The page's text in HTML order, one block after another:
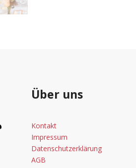
Über uns
Kontakt
Impressum
Datenschutzerklärung
AGB